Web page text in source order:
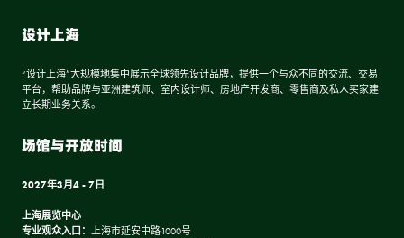
设计上海
“设计上海”大规模地集中展示全球领先设计品牌，提供一个与众不同的交流、交易
平台，帮助品牌与亚洲建筑师、室内设计师、房地产开发商、零售商及私人买家建
立长期业务关系。
场馆与开放时间
2027年3月4 - 7日
上海展览中心
专业观众入口： 上海市延安中路1000号